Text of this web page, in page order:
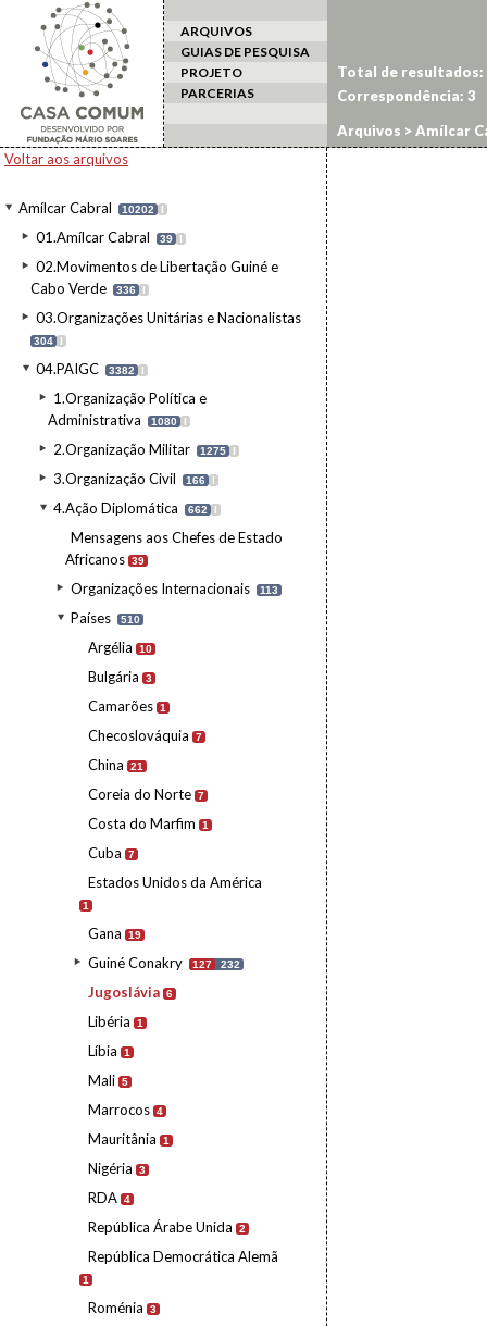
ARQUIVOS
GUIAS DE PESQUISA
PROJETO
PARCERIAS
Voltar aos arquivos
Amílcar Cabral 10202 I
01.Amílcar Cabral 39 I
02.Movimentos de Libertação Guiné e
Cabo Verde
336 I
03.Organizações Unitárias e Nacionalistas
304 I
04.PAIGC 3382 I
1.Organização Política e
Administrativa
1080 I
2.Organização Militar 1275 I
3.Organização Civil 166 I
4.Ação Diplomática 662 I
Mensagens aos Chefes de Estado
Africanos 39
Organizações Internacionais 113
Países 510
Argélia 10
Bulgária 3
Camarões 1
Checoslováquia 7
China 21
Coreia do Norte 7
Costa do Marfim 1
Cuba 7
Estados Unidos da América
1
Gana 19
Guiné Conakry 127 232
Jugoslávia 6
Libéria 1
Líbia 1
Mali 5
Marrocos 4
Mauritânia 1
Nigéria 3
RDA 4
República Árabe Unida 2
República Democrática Alemã
1
Roménia 3
Total de resultados:
Correspondência: 3
Arquivos >Amílcar